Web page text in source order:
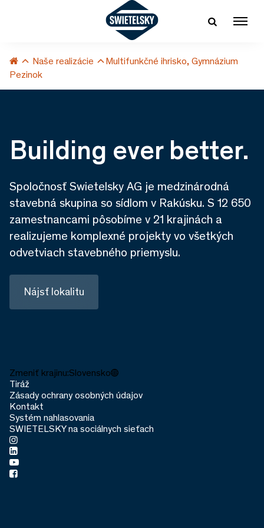
Naše realizácie
Multifunkčné ihrisko, Gymnázium
Pezinok
Building ever better.
Spoločnosť Swietelsky AG je medzinárodná
stavebná skupina so sídlom v Rakúsku. S 12 650
zamestnancami pôsobíme v 21 krajinách a
realizujeme komplexné projekty vo všetkých
odvetviach stavebného priemyslu.
Nájsť lokalitu
Zmeniť krajinu:Slovensko
Tiráž
Zásady ochrany osobných údajov
Kontakt
Systém nahlasovania
SWIETELSKY na sociálnych sieťach